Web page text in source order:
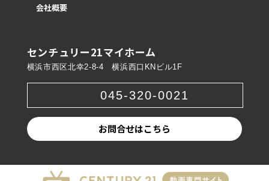
会社概要
センチュリー21マイホーム
横浜市西区北幸2-8-4 横浜西口KNビル1F
045-320-0021
お問合せはこちら